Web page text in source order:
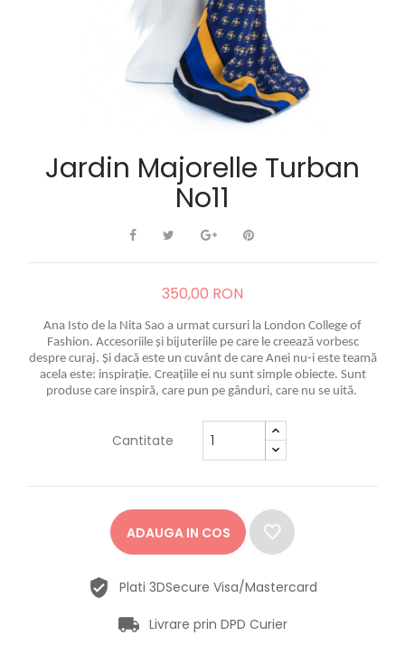
Jardin Majorelle Turban
No11
350,00 RON
Ana Isto de la Nita Sao a urmat cursuri la London College of
Fashion. Accesoriile și bijuteriile pe care le creează vorbesc
despre curaj. Și dacă este un cuvânt de care Anei nu-i este teamă
acela este: inspirație. Creațiile ei nu sunt simple obiecte. Sunt
produse care inspiră, care pun pe gânduri, care nu se uită.
Cantitate
ADAUGA IN COS
Plati 3DSecure Visa/Mastercard
Livrare prin DPD Curier